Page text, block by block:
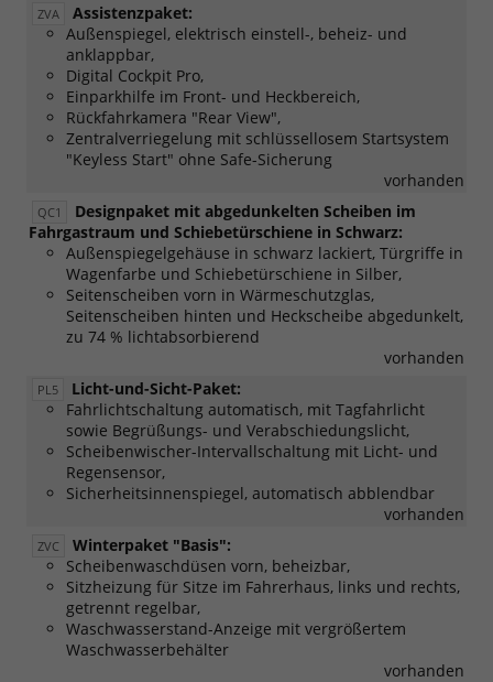
ZVA
Assistenzpaket:
Außenspiegel, elektrisch einstell-, beheiz- und
anklappbar,
Digital Cockpit Pro,
Einparkhilfe im Front- und Heckbereich,
Rückfahrkamera "Rear View",
Zentralverriegelung mit schlüssellosem Startsystem
"Keyless Start" ohne Safe-Sicherung
vorhanden
QC1
Designpaket mit abgedunkelten Scheiben im
Fahrgastraum und Schiebetürschiene in Schwarz:
Außenspiegelgehäuse in schwarz lackiert, Türgriffe in
Wagenfarbe und Schiebetürschiene in Silber,
Seitenscheiben vorn in Wärmeschutzglas,
Seitenscheiben hinten und Heckscheibe abgedunkelt,
zu 74 % lichtabsorbierend
vorhanden
PL5
Licht-und-Sicht-Paket:
Fahrlichtschaltung automatisch, mit Tagfahrlicht
sowie Begrüßungs- und Verabschiedungslicht,
Scheibenwischer-Intervallschaltung mit Licht- und
Regensensor,
Sicherheitsinnenspiegel, automatisch abblendbar
vorhanden
ZVC
Winterpaket "Basis":
Scheibenwaschdüsen vorn, beheizbar,
Sitzheizung für Sitze im Fahrerhaus, links und rechts,
getrennt regelbar,
Waschwasserstand-Anzeige mit vergrößertem
Waschwasserbehälter
vorhanden